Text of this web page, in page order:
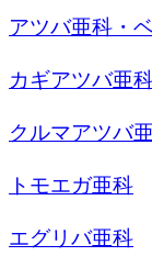
アツバ亜科・
カギアツバ亜
クルマアツバ
トモエガ亜科
エグリバ亜科